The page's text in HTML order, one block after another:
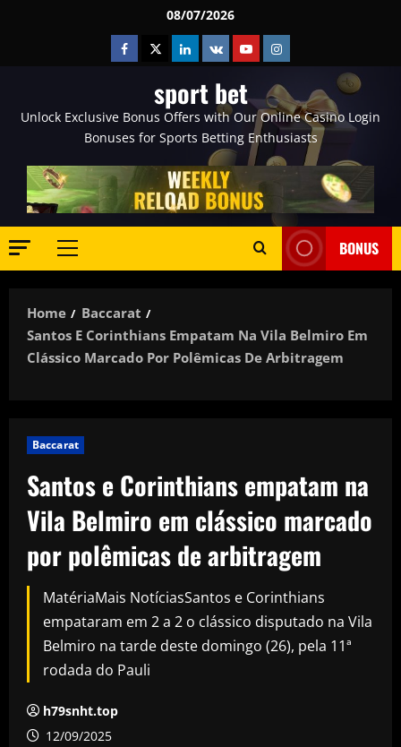
08/07/2026
Facebook
TwitterLinkedin
VK YoutubeInstagram
sport bet
Unlock Exclusive Bonus Offers with Our Online Casino Login
Bonuses for Sports Betting Enthusiasts
Primary
BONUS
Home
Baccarat
Santos E Corinthians Empatam Na Vila Belmiro Em
Clássico Marcado Por Polêmicas De Arbitragem
Baccarat
Santos e Corinthians empatam na
Vila Belmiro em clássico marcado
por polêmicas de arbitragem
MatériaMais NotíciasSantos e Corinthians
empataram em 2 a 2 o clássico disputado na Vila
Belmiro na tarde deste domingo (26), pela 11ª
rodada do Pauli
h79snht.top
12/09/2025